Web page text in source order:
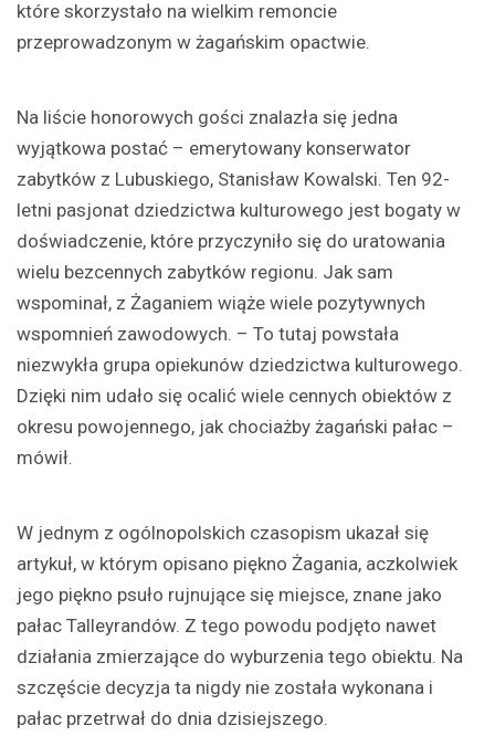
które skorzystało na wielkim remoncie
przeprowadzonym w żagańskim opactwie.
Na liście honorowych gości znalazła się jedna
wyjątkowa postać – emerytowany konserwator
zabytków z Lubuskiego, Stanisław Kowalski. Ten 92-
letni pasjonat dziedzictwa kulturowego jest bogaty w
doświadczenie, które przyczyniło się do uratowania
wielu bezcennych zabytków regionu. Jak sam
wspominał, z Żaganiem wiąże wiele pozytywnych
wspomnień zawodowych. – To tutaj powstała
niezwykła grupa opiekunów dziedzictwa kulturowego.
Dzięki nim udało się ocalić wiele cennych obiektów z
okresu powojennego, jak chociażby żagański pałac –
mówił.
W jednym z ogólnopolskich czasopism ukazał się
artykuł, w którym opisano piękno Żagania, aczkolwiek
jego piękno psuło rujnujące się miejsce, znane jako
pałac Talleyrandów. Z tego powodu podjęto nawet
działania zmierzające do wyburzenia tego obiektu. Na
szczęście decyzja ta nigdy nie została wykonana i
pałac przetrwał do dnia dzisiejszego.